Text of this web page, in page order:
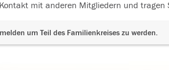
mit anderen Mitgliedern und tragen
um Teil des Familienkreises zu werden.